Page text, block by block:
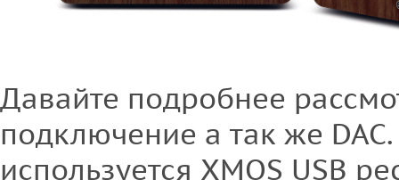
Давайте подробнее
подключение а так же
используется XMOS USB